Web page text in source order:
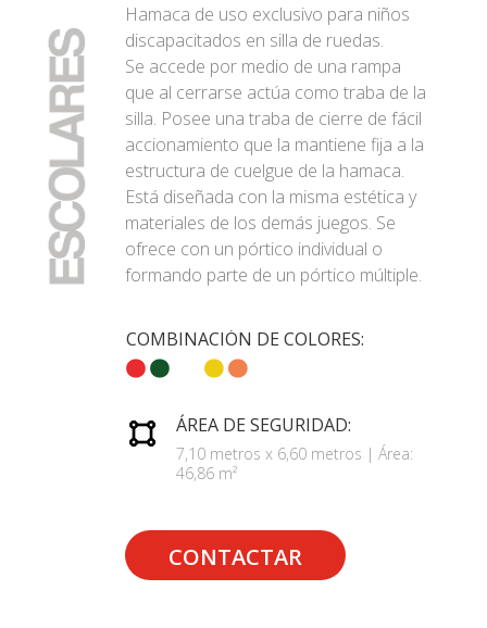
Hamaca de uso exclusivo para niños
discapacitados en silla de ruedas.
Se accede por medio de una rampa
que al cerrarse actúa como traba de la
silla. Posee una traba de cierre de fácil
accionamiento que la mantiene fija a la
estructura de cuelgue de la hamaca.
Está diseñada con la misma estética y
materiales de los demás juegos. Se
ofrece con un pórtico individual o
formando parte de un pórtico múltiple.
COMBINACIÓN DE COLORES:
ÁREA DE SEGURIDAD:
7,10 metros x 6,60 metros | Área:
46,86 m²
CONTACTAR